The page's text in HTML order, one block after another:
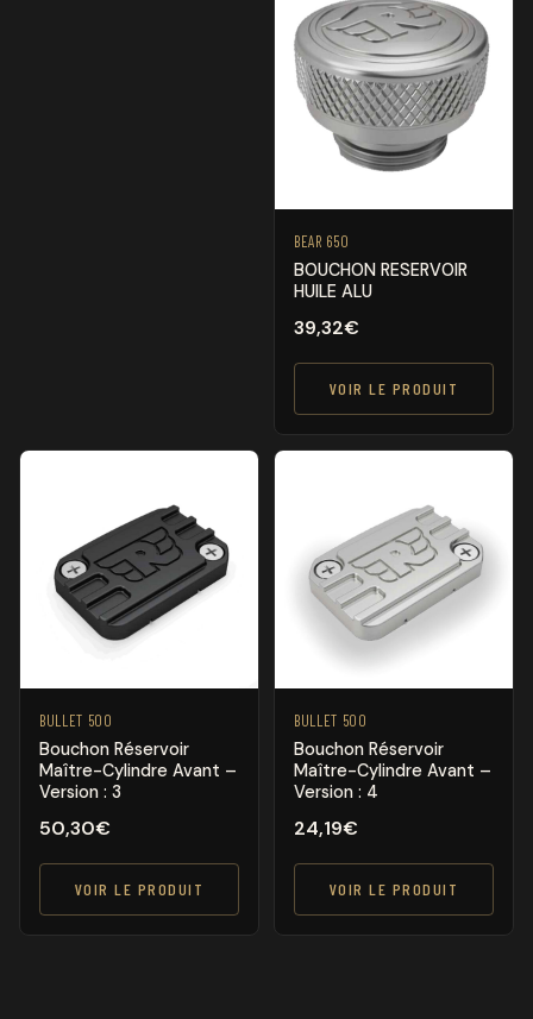
BEAR 650
BOUCHON RESERVOIR
HUILE ALU
39,32€
VOIR LE PRODUIT
BULLET 500
Bouchon Réservoir
Maître-Cylindre Avant –
Version : 3
50,30€
VOIR LE PRODUIT
BULLET 500
Bouchon Réservoir
Maître-Cylindre Avant –
Version : 4
24,19€
VOIR LE PRODUIT